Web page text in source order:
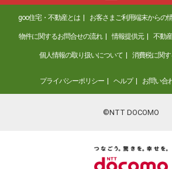
goo住宅・不動産とは お客さまご利用端末からの
物件に関するお問合せの流れ 情報提供元 不動
個人情報の取り扱いについて 消費税に関
プライバシーポリシー ヘルプ お問い合
©NTT DOCOMO